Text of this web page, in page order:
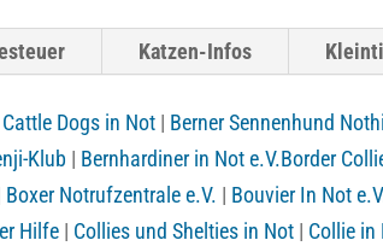
Katzen-Infos
Dogs in Not | Berner Sennenhund
Klub | Bernhardiner in Not e.V.Border
Boxer Notrufzentrale e.V. | Bouvier In Not
Hilfe | Collies und Shelties in Not | Collie in